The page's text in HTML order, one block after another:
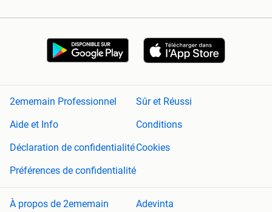
2ememain Professionnel
Sûr et Réussi
Aide et Info
Conditions
Déclaration de confidentialitéCookies
Préférences de confidentialité
À propos de 2ememain Adevinta